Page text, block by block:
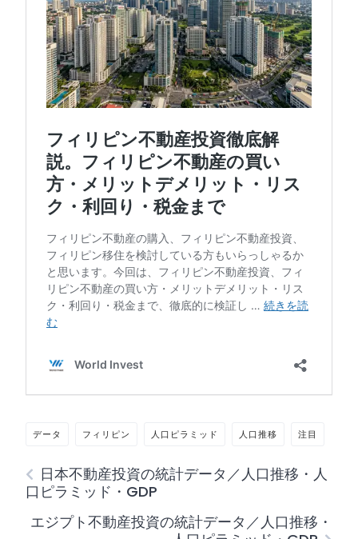
データ フィリピン 人口ピラミッド 人口推移 注目
日本不動産投資の統計データ／人口推移・人
口ピラミッド・GDP
エジプト不動産投資の統計データ／人口推移・